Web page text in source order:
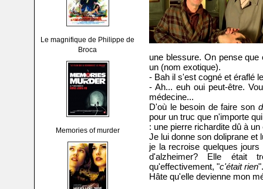
Le magnifique de Philippe de
Broca
Memories of murder
une blessure. On pense
un (nom exotique).
- Bah il s'est cogné et éraflé
- Ah... euh oui peut-être.
médecine...
D'où le besoin de faire son
pour un truc que n'importe
: une pierre richardite dû à
Je lui donne son doliprane et
je la recroise quelques
d'alzheimer? Elle était
qu'effectivement, "c'était rien".
Hâte qu'elle devienne mon